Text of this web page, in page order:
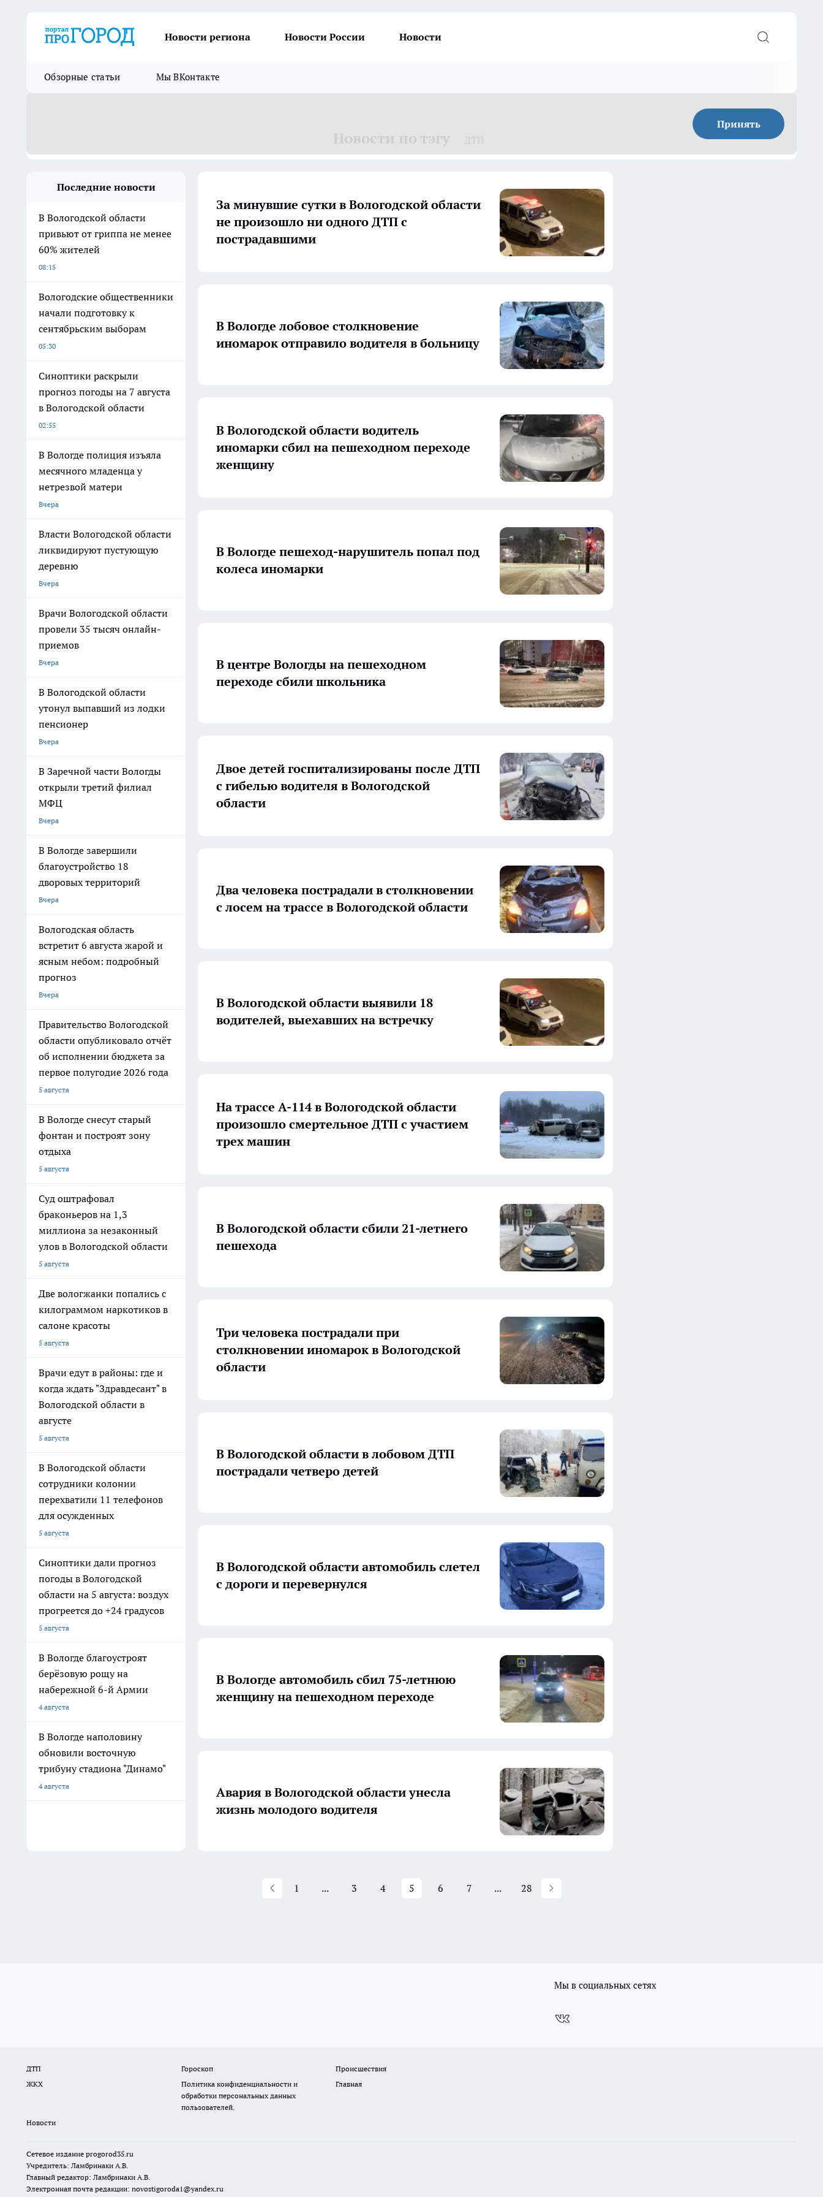
Новости региона Новости России Новости
Обзорные статьи Мы ВКонтакте
Принять
Последние новости
В Вологодской области
привьют от гриппа не менее
60% жителей
08:15
Вологодские общественники
начали подготовку к
сентябрьским выборам
05:30
Синоптики раскрыли
прогноз погоды на 7 августа
в Вологодской области
02:55
В Вологде полиция изъяла
месячного младенца у
нетрезвой матери
Вчера
Власти Вологодской области
ликвидируют пустующую
деревню
Вчера
Врачи Вологодской области
провели 35 тысяч онлайн-
приемов
Вчера
В Вологодской области
утонул выпавший из лодки
пенсионер
Вчера
В Заречной части Вологды
открыли третий филиал
МФЦ
Вчера
В Вологде завершили
благоустройство 18
дворовых территорий
Вчера
Вологодская область
встретит 6 августа жарой и
ясным небом: подробный
прогноз
Вчера
Правительство Вологодской
области опубликовало отчёт
об исполнении бюджета за
первое полугодие 2026 года
5 августа
В Вологде снесут старый
фонтан и построят зону
отдыха
5 августа
Суд оштрафовал
браконьеров на 1,3
миллиона за незаконный
улов в Вологодской области
5 августа
Две вологжанки попались с
килограммом наркотиков в
салоне красоты
5 августа
Врачи едут в районы: где и
когда ждать "Здравдесант" в
Вологодской области в
августе
5 августа
В Вологодской области
сотрудники колонии
перехватили 11 телефонов
для осужденных
5 августа
Синоптики дали прогноз
погоды в Вологодской
области на 5 августа: воздух
прогреется до +24 градусов
5 августа
В Вологде благоустроят
берёзовую рощу на
набережной 6-й Армии
4 августа
В Вологде наполовину
обновили восточную
трибуну стадиона "Динамо"
4 августа
За минувшие сутки в Вологодской области
не произошло ни одного ДТП с
пострадавшими
В Вологде лобовое столкновение
иномарок отправило водителя в больницу
В Вологодской области водитель
иномарки сбил на пешеходном переходе
женщину
В Вологде пешеход-нарушитель попал под
колеса иномарки
В центре Вологды на пешеходном
переходе сбили школьника
Двое детей госпитализированы после ДТП
с гибелью водителя в Вологодской
области
Два человека пострадали в столкновении
с лосем на трассе в Вологодской области
В Вологодской области выявили 18
водителей, выехавших на встречку
На трассе А-114 в Вологодской области
произошло смертельное ДТП с участием
трех машин
В Вологодской области сбили 21-летнего
пешехода
Три человека пострадали при
столкновении иномарок в Вологодской
области
В Вологодской области в лобовом ДТП
пострадали четверо детей
В Вологодской области автомобиль слетел
с дороги и перевернулся
В Вологде автомобиль сбил 75-летнюю
женщину на пешеходном переходе
Авария в Вологодской области унесла
жизнь молодого водителя
1 ... 3 4 5 6 7 ... 28
Мы в социальных сетях
ДТП Гороскоп
Происшествия
ЖКХ
Политика конфиденциальности и
обработки персональных данных
пользователей.
Главная
Новости
Сетевое издание progorod35.ru
Учредитель: Ламбринаки А.В.
Главный редактор: Ламбринаки А.В.
Электронная почта редакции: novostigoroda1@yandex.ru